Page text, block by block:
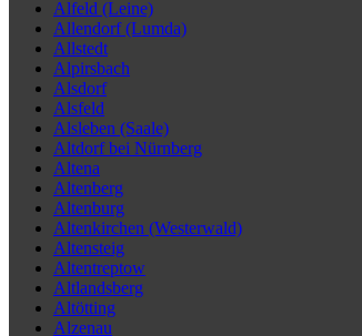
Alfeld (Leine)
Allendorf (Lumda)
Allstedt
Alpirsbach
Alsdorf
Alsfeld
Alsleben (Saale)
Altdorf bei Nürnberg
Altena
Altenberg
Altenburg
Altenkirchen (Westerwald)
Altensteig
Altentreptow
Altlandsberg
Altötting
Alzenau